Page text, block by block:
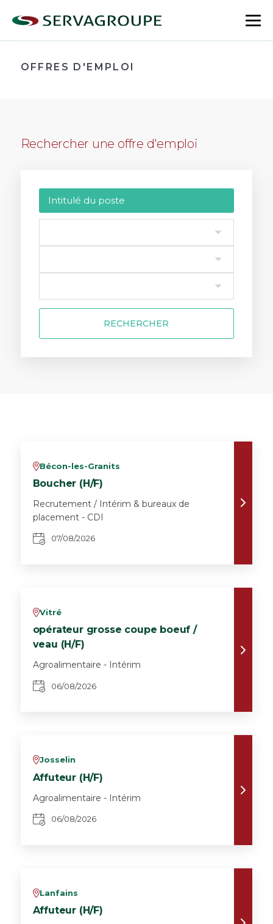
OFFRES D'EMPLOI
Rechercher une offre d'emploi
RECHERCHER
vBécon-les-Granits
Boucher (H/F)
Recrutement / Intérim & bureaux de
placement - CDI
07/08/2026
vVitré
opérateur grosse coupe boeuf /
veau (H/F)
Agroalimentaire - Intérim
06/08/2026
vJosselin
Affuteur (H/F)
Agroalimentaire - Intérim
06/08/2026
vLanfains
Affuteur (H/F)